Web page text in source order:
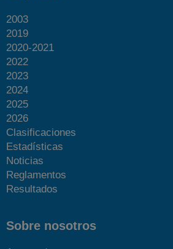
2003
2019
2020-2021
2022
2023
2024
2025
2026
Clasificaciones
Estadísticas
Noticias
Reglamentos
Resultados
Sobre nosotros